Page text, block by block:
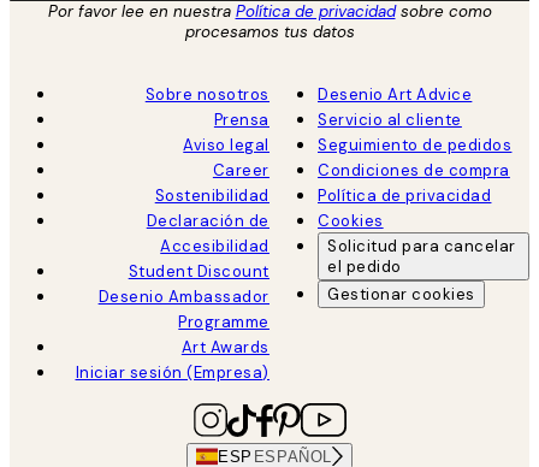
Por favor lee en nuestra Política de privacidadsobre como
procesamos tus datos
Sobre nosotros
Prensa
Aviso legal
Career
Sostenibilidad
Declaración de
Accesibilidad
Student Discount
Desenio Ambassador
Programme
Art Awards
Iniciar sesión (Empresa)
Desenio Art Advice
Servicio al cliente
Seguimiento de pedidos
Condiciones de compra
Política de privacidad
Cookies
Solicitud para cancelar
el pedido
Gestionar cookies
ESP ESPAÑOL